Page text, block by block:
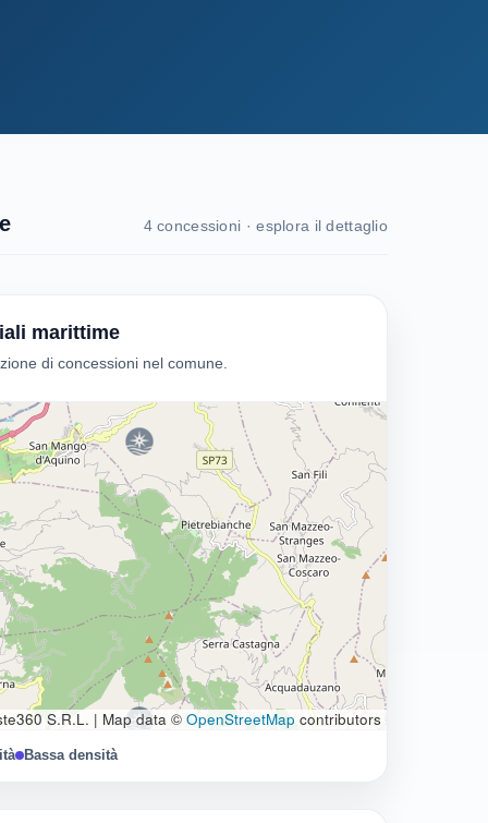
4 concessioni · esplora il dettaglio
marittime
di concessioni nel comune.
S.R.L. | Map data © OpenStreetMap contributors
Bassa densità